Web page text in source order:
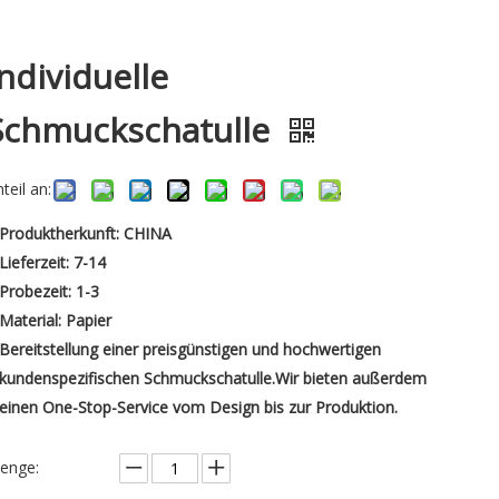
an:
Produktherkunft: CHINA
Lieferzeit: 7-14
Probezeit: 1-3
Material: Papier
Bereitstellung einer preisgünstigen und hochwertigen
kundenspezifischen Schmuckschatulle.Wir bieten außerdem
einen One-Stop-Service vom Design bis zur Produktion.